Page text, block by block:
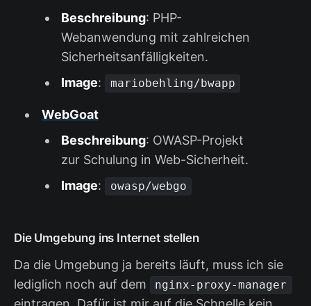
Beschreibung: PHP-
Webanwendung mit zahlreichen
Sicherheitsanfälligkeiten.
Image: mariobehling/bwapp
WebGoat
Beschreibung: OWASP-Projekt
zur Schulung in Web-Sicherheit.
Image: owasp/webgo
Die Umgebung ins Internet stellen
Da die Umgebung ja bereits läuft, muss ich sie
lediglich noch auf dem
nginx-proxy-manager